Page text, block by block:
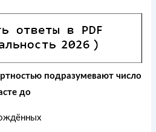
подразумевают число
до